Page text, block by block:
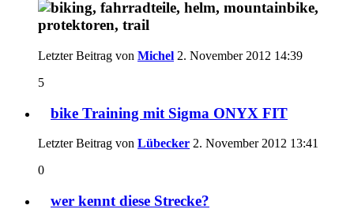
Letzter Beitrag von Michel 2. November 2012 14:39
5
bike Training mit Sigma ONYX FIT
Letzter Beitrag von Lübecker 2. November 2012 13:41
0
wer kennt diese Strecke?